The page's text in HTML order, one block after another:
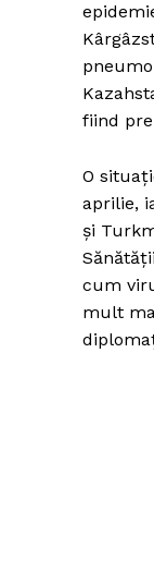
fiind
O
aprilie,
și
cum
mult